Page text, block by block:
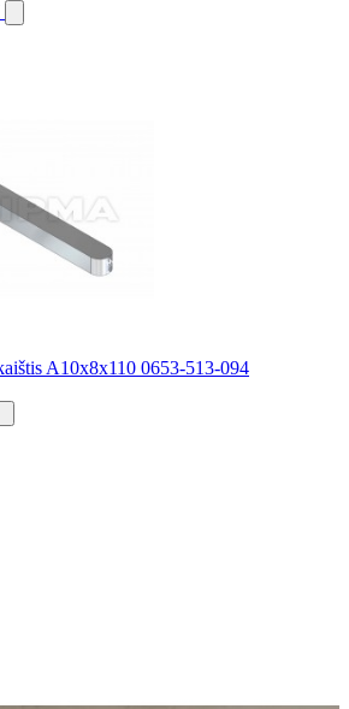
A10x8x110 0653-513-094